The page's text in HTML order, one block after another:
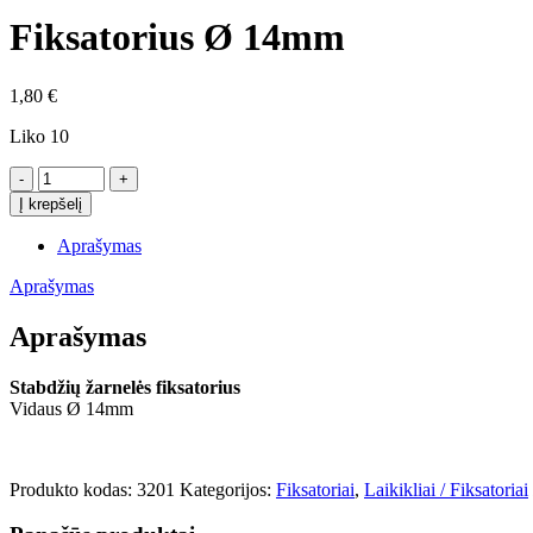
Fiksatorius Ø 14mm
1,80 €
Liko 10
produkto
kiekis:
Fiksatorius
Ø
14mm
Į krepšelį
Aprašymas
Aprašymas
Aprašymas
Stabdžių žarnelės fiksatorius
Vidaus Ø 14mm
Produkto kodas: 3201 Kategorijos: Fiksatoriai, Laikikliai / Fiksatoriai